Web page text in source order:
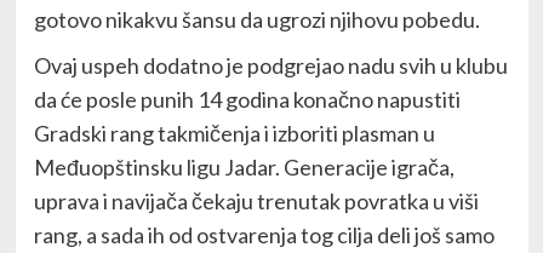
gotovo nikakvu šansu da ugrozi njihovu pobedu.
Ovaj uspeh dodatno je podgrejao nadu svih u klubu
da će posle punih 14 godina konačno napustiti
Gradski rang takmičenja i izboriti plasman u
Međuopštinsku ligu Jadar. Generacije igrača,
uprava i navijača čekaju trenutak povratka u viši
rang, a sada ih od ostvarenja tog cilja deli još samo